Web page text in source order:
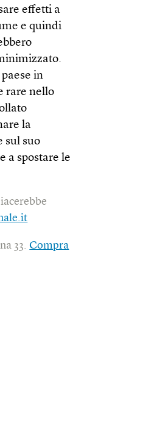
effetti a
e quindi
in
rare nello
la
sul suo
a spostare le
33.Compra